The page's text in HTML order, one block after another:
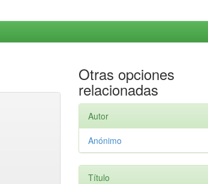
Otras opciones
relacionadas
Autor
Anónimo
Título